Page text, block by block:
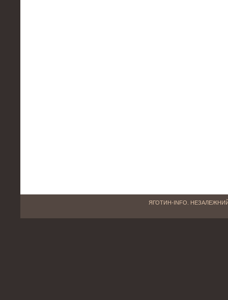
ЯГОТИН-INFO.